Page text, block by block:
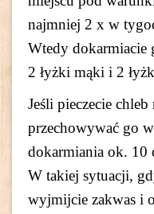
najmniej 2 x w
Wtedy dokarmiacie
2 łyżki mąki i 2
Jeśli pieczecie
przechowywać go
dokarmiania ok. 10
W takiej sytuacji,
wyjmijcie zakwas i